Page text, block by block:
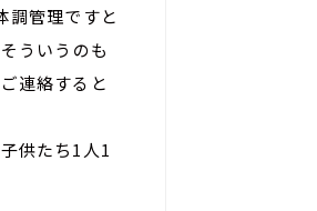
調管理ですと
ういうのも
連絡すると
供たち1人1